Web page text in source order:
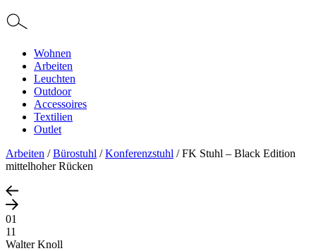
Wohnen
Arbeiten
Leuchten
Outdoor
Accessoires
Textilien
Outlet
Arbeiten /Bürostuhl /Konferenzstuhl /FK Stuhl – Black Edition
mittelhoher Rücken
01
11
Walter Knoll